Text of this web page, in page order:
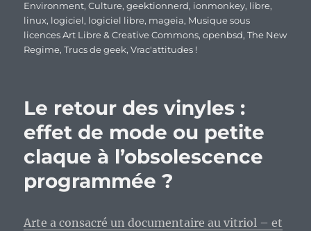
Environment,Culture,geektionnerd, ionmonkey, libre,
linux, logiciel, logiciel libre, mageia, Musique sous
licences Art Libre & Creative Commons,openbsd,The New
Regime,Trucs de geek,Vrac'attitudes !
Le retour des vinyles :
effet de mode ou petite
claque à l’obsolescence
programmée ?
Arte a consacré un documentaire au vitriol – et